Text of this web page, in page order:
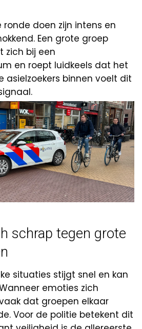
ronde doen zijn intens en
Een grote groep
zich bij een
en roept luidkeels dat het
asielzoekers binnen voelt dit
schrap tegen grote
situaties stijgt snel en kan
emoties zich
dat groepen elkaar
Voor de politie betekent dit